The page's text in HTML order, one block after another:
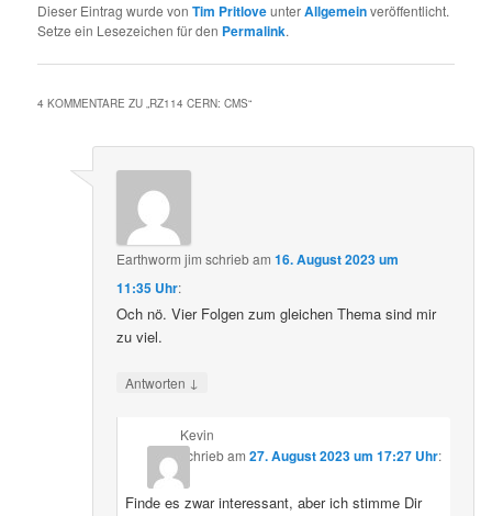
Dieser Eintrag wurde vonTim PritloveunterAllgemeinveröffentlicht.
Setze ein Lesezeichen für den Permalink.
4 KOMMENTARE ZU „ RZ114 CERN: CMS“
Earthworm jim schriebam16. August 2023 um
11:35 Uhr:
Och nö. Vier Folgen zum gleichen Thema sind mir
zu viel.
Antworten ↓
Kevin
schriebam 27. August 2023 um 17:27 Uhr:
Finde es zwar interessant, aber ich stimme Dir